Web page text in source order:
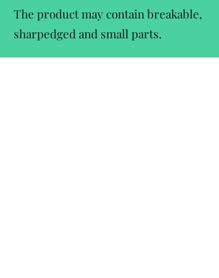
The product may contain breakable,
sharpedged and small parts.